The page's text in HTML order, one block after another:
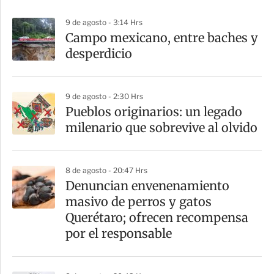
a
r
t
r
9 de agosto - 3:14 Hrs
Campo mexicano, entre baches y
desperdicio
9 de agosto - 2:30 Hrs
Pueblos originarios: un legado
milenario que sobrevive al olvido
8 de agosto - 20:47 Hrs
Denuncian envenenamiento
masivo de perros y gatos
Querétaro; ofrecen recompensa
por el responsable